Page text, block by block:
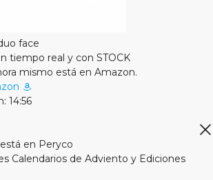
face
tiempo real y con STOCK
mismo está en Amazon.
14:56
en Peryco
Calendarios de Adviento y Ediciones